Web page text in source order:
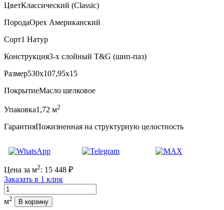
ЦветКлассический (Classic)
ПородаОрех Американский
Сорт1 Натур
Конструкция3-х слойный T&G (шип-паз)
Размер530x107,95x15
ПокрытиеМасло шелковое
Упаковка1,72 м2
ГарантияПожизненная на структурную целостность
Цена за м2: 15 448 ₽
Заказать в 1 клик
Количество
м2 В корзину